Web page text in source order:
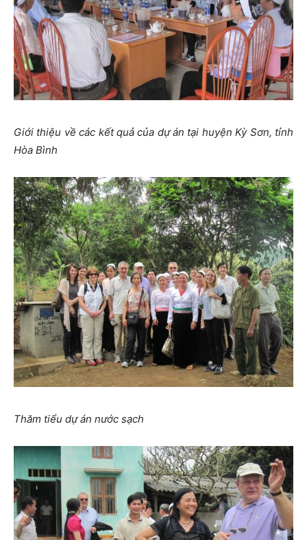
Giới thiệu về các kết quả của dự án tại huyện Kỳ Sơn, tỉnh
Hòa Bình
Thăm tiểu dự án nước sạch